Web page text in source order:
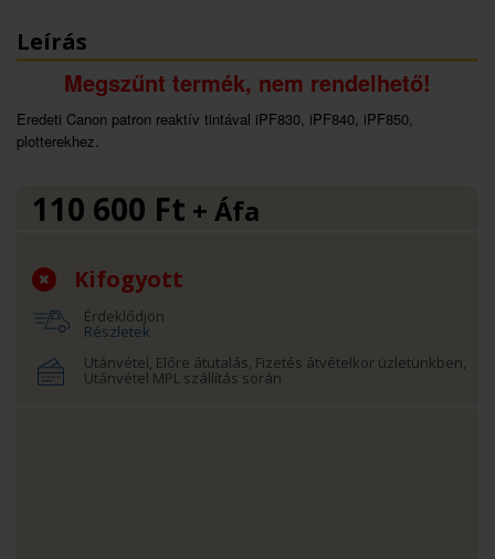
Leírás
Megszűnt termék, nem rendelhető!
Eredeti Canon patron reaktív tintával iPF830, iPF840, iPF850,
plotterekhez.
110 600 Ft + Áfa
Kifogyott
Érdeklődjön
Részletek
Utánvétel, Előre átutalás, Fizetés átvételkor üzletünkben,
Utánvétel MPL szállítás során